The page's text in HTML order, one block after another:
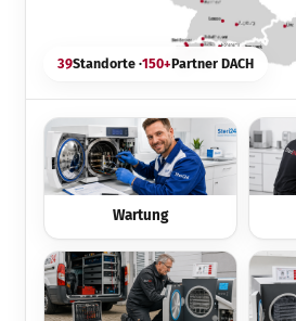
39Standorte ·150+Partner DACH
Wartung